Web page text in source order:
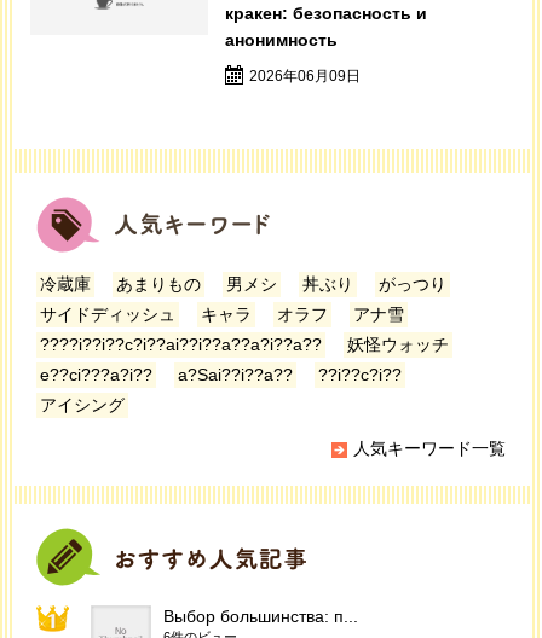
кракен: безопасность и
анонимность
2026年06月09日
冷蔵庫 あまりもの 男メシ 丼ぶり
がっつり
サイドディッシュ
キャラ オラフ
アナ雪
????i??i??c?i??ai??i??a??a?i??a??
妖怪ウォッチ
e??ci???a?i??
a?Sai??i??a??
??i??c?i??
アイシング
人気キーワード一覧
Выбор большинства: п...